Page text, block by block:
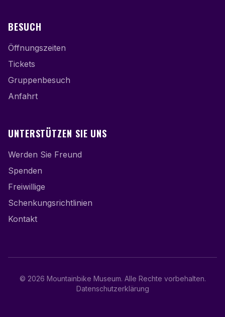
BESUCH
Öffnungszeiten
Tickets
Gruppenbesuch
Anfahrt
UNTERSTÜTZEN SIE UNS
Werden Sie Freund
Spenden
Freiwillige
Schenkungsrichtlinien
Kontakt
© 2026 Mountainbike Museum. Alle Rechte vorbehalten.
Datenschutzerklärung